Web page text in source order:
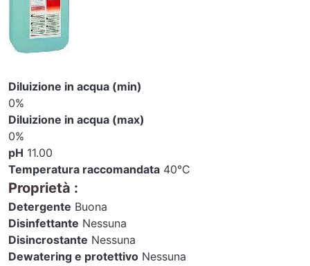
Diluizione in acqua (min)
0%
Diluizione in acqua (max)
0%
pH 11.00
Temperatura raccomandata 40°C
Proprietà :
Detergente Buona
Disinfettante Nessuna
Disincrostante Nessuna
Dewatering e protettivo Nessuna